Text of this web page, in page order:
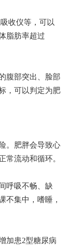
收仪等，可以
脂肪率超过
腹部突出、脸部
，可以判定为肥
。肥胖会导致心
常流动和循环。
呼吸不畅、缺
不集中，嗜睡，
加患2型糖尿病